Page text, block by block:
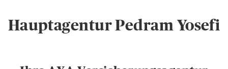
Hauptagentur Pedram Yosefi